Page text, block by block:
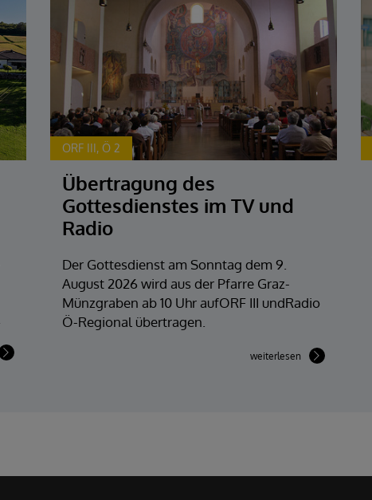
ORF III, Ö 2
Übertragung des
Gottesdienstes im TV und
Radio
Der Gottesdienst am Sonntag dem 9.
August 2026 wird aus der Pfarre Graz-
Münzgraben ab 10 Uhr aufORF III undRadio
Ö-Regional übertragen.
weiterlesen